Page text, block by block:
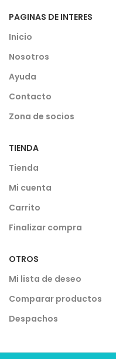
PAGINAS DE INTERES
Inicio
Nosotros
Ayuda
Contacto
Zona de socios
TIENDA
Tienda
Mi cuenta
Carrito
Finalizar compra
OTROS
Mi lista de deseo
Comparar productos
Despachos